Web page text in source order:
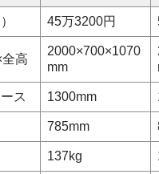
45万3200円
高
2000×700×1070
mm
ス 1300mm
785mm
137kg